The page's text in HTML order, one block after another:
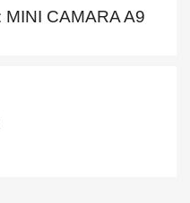
CAMARA A9